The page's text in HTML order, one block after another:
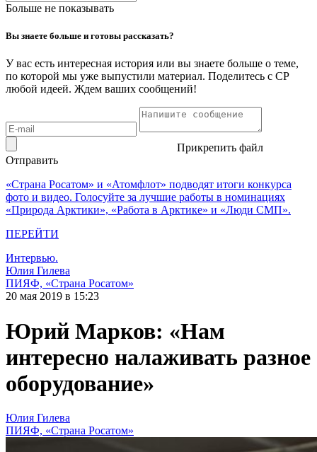
Больше не показывать
Вы знаете больше и готовы рассказать?
У вас есть интересная история или вы знаете больше о теме,
по которой мы уже выпустили материал. Поделитесь с СР
любой идеей. Ждем ваших сообщений!
Прикрепить файл
Отправить
«Страна Росатом» и «Атомфлот» подводят итоги конкурса
фото и видео. Голосуйте за лучшие работы в номинациях
«Природа Арктики», «Работа в Арктике» и «Люди СМП».
ПЕРЕЙТИ
Интервью.
Юлия Гилева
ПИЯФ, «Страна Росатом»
20 мая 2019 в 15:23
Юрий Марков: «Нам
интересно налаживать разное
оборудование»
Юлия Гилева
ПИЯФ, «Страна Росатом»